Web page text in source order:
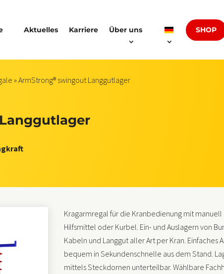
Aktuelles Karriere Über uns SHOP
» ArmStrong® swingout Langgutlager
Kragarmregal für die Kranbedienung mit
Hilfsmittel oder Kurbel. Ein- und Auslagern von
Kabeln und Langgut aller Art per Kran.
bequem in Sekundenschnelle aus dem Stand.
mittels Steckdornen unterteilbar. Wählbare